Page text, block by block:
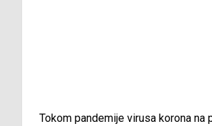
Tokom pandemije virusa korona